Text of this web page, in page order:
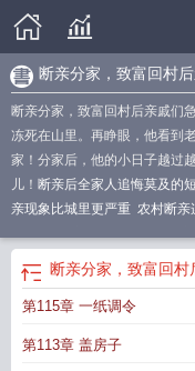
断亲分家，致富回村后
断亲分家，致富回村后亲戚们
冻死在山里。再睁眼，他看到
家！分家后，他的小日子越过
儿！ 断亲后全家人追悔莫及的
亲现象比城里更严重 农村断亲
农村断亲严重 分家断亲绝
断亲分家，致富回村
第115章 一纸调令
第113章 盖房子